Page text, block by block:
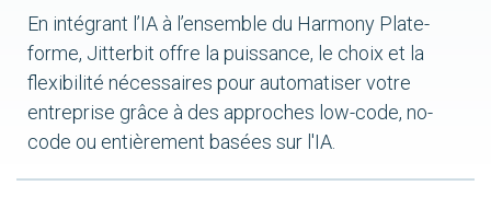
En intégrant l’IA à l’ensemble du Harmony Plate-
forme, Jitterbit offre la puissance, le choix et la
flexibilité nécessaires pour automatiser votre
entreprise grâce à des approches low-code, no-
code ou entièrement basées sur l'IA.